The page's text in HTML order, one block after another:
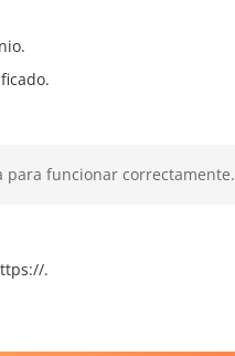
para funcionar correctamente.
.